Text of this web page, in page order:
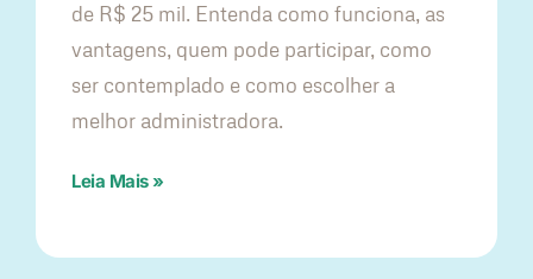
de R$ 25 mil. Entenda como funciona, as
vantagens, quem pode participar, como
ser contemplado e como escolher a
melhor administradora.
Leia Mais »